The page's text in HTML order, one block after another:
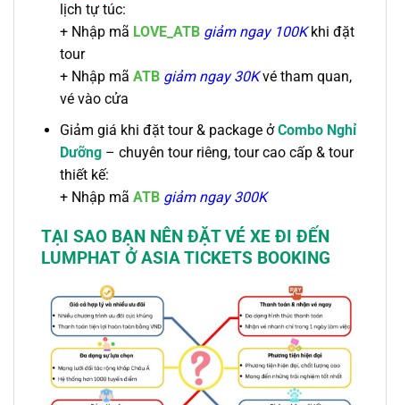
lịch tự túc:
+ Nhập mã LOVE_ATB giảm ngay 100Kkhi đặt
tour
+ Nhập mã ATBgiảm ngay 30Kvé tham quan,
vé vào cửa
Giảm giá khi đặt tour & package ở Combo Nghỉ
Dưỡng– chuyên tour riêng, tour cao cấp & tour
thiết kế:
+ Nhập mã ATB giảm ngay 300K
TẠI SAO BẠN NÊN ĐẶT VÉ XE ĐI ĐẾN
LUMPHAT Ở ASIA TICKETS BOOKING